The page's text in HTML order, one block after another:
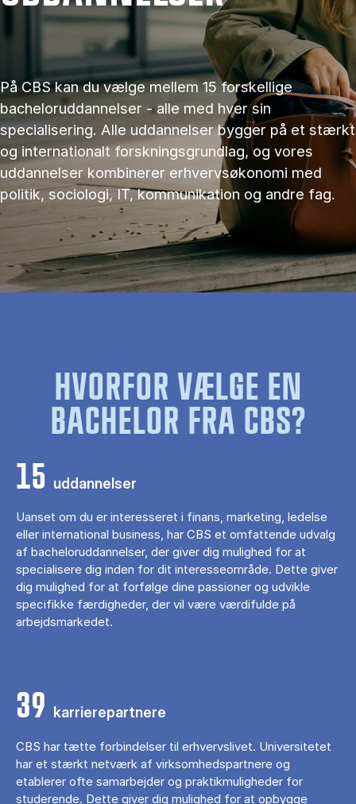
På CBS kan du vælge mellem 15 forskellige
bacheloruddannelser - alle med hver sin
specialisering. Alle uddannelser bygger på et stærkt
og internationalt forskningsgrundlag, og vores
uddannelser kombinerer erhvervsøkonomi med
politik, sociologi, IT, kommunikation og andre fag.
HVORFOR VÆLGE EN
BACHELOR FRA CBS?
15 uddannelser
Uanset om du er interesseret i finans, marketing, ledelse
eller international business, har CBS et omfattende udvalg
af bacheloruddannelser, der giver dig mulighed for at
specialisere dig inden for dit interesseområde. Dette giver
dig mulighed for at forfølge dine passioner og udvikle
specifikke færdigheder, der vil være værdifulde på
arbejdsmarkedet.
39 karrierepartnere
CBS har tætte forbindelser til erhvervslivet. Universitetet
har et stærkt netværk af virksomhedspartnere og
etablerer ofte samarbejder og praktikmuligheder for
studerende. Dette giver dig mulighed for at opbygge